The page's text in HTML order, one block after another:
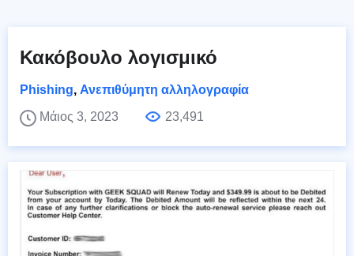
Κακόβουλο λογισμικό
Phishing, Ανεπιθύμητη αλληλογραφία
Μάιος 3, 2023
23,491